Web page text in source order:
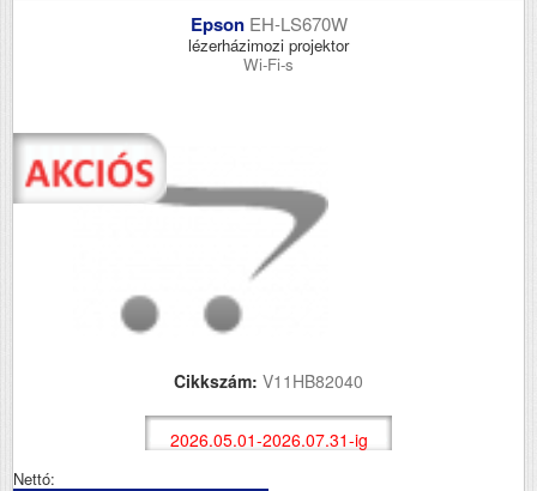
Epson EH-LS670W
lézerházimozi projektor
Wi-Fi-s
Cikkszám: V11HB82040
2026.05.01-2026.07.31-ig
Nettó: